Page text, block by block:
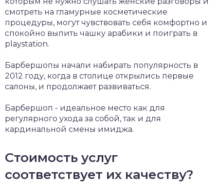
смотреть на гламурные косметические
процедуры, могут чувствовать себя комфортно и
спокойно выпить чашку арабики и поиграть в
playstation.
Барбершопы начали набирать популярность в
2012 году, когда в столице открылись первые
салоны, и продолжает развиваться.
Барбершоп - идеальное место как для
регулярного ухода за собой, так и для
кардинальной смены имиджа.
Стоимость услуг
соответствует их качеству?